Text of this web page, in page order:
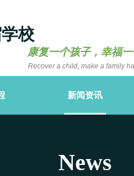
校
康复一个孩子，幸福
Recover a child, make a family
新闻资讯
News